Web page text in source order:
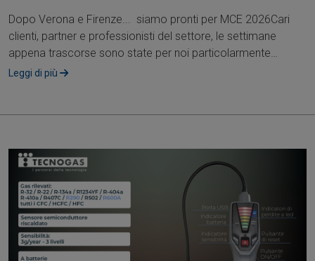
Dopo Verona e Firenze... siamo pronti per MCE 2026Cari
clienti, partner e professionisti del settore, le settimane
appena trascorse sono state per noi particolarmente
intense e ricche di occasioni....
Leggi di più